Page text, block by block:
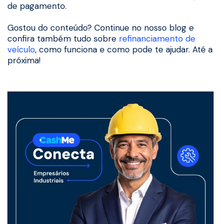
de pagamento.
Gostou do conteúdo? Continue no nosso blog e
confira também tudo sobre refinanciamento de
veículo, como funciona e como pode te ajudar. Até a
próxima!